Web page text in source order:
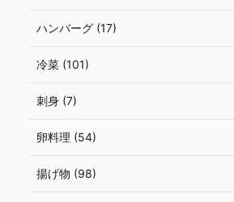
ハンバーグ (17)
冷菜 (101)
刺身 (7)
卵料理 (54)
揚げ物 (98)